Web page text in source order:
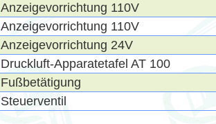
Anzeigevorrichtung 110V
Anzeigevorrichtung 110V
Anzeigevorrichtung 24V
Druckluft-Apparatetafel AT 100
Fußbetätigung
Steuerventil